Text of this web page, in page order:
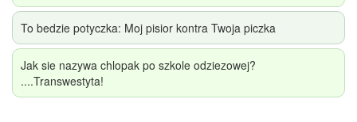
To bedzie potyczka: Moj pisior kontra Twoja piczka
Jak sie nazywa chlopak po szkole odziezowej?
....Transwestyta!